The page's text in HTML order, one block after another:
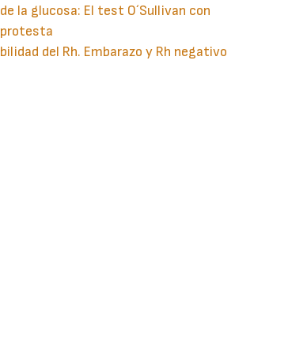
la glucosa: El test O´Sullivan con
del Rh. Embarazo y Rh negativo